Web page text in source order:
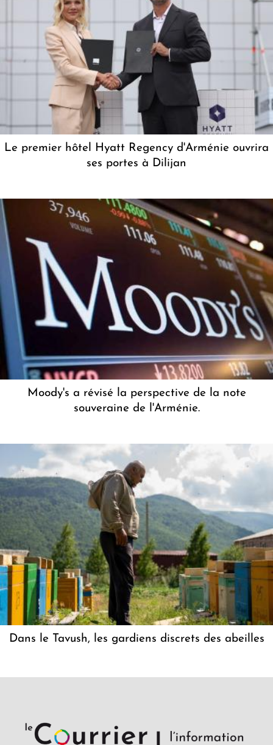
Le premier hôtel Hyatt Regency d'Arménie ouvrira
ses portes à Dilijan
Moody's a révisé la perspective de la note
souveraine de l'Arménie.
Dans le Tavush, les gardiens discrets des abeilles